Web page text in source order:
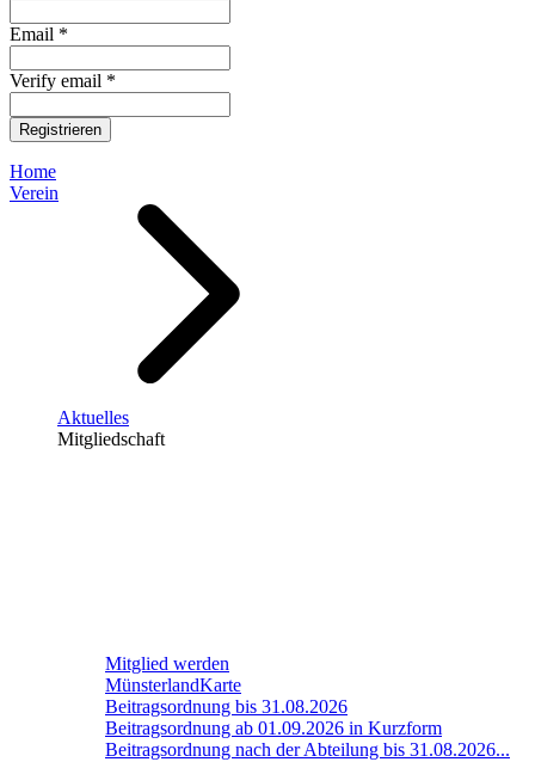
Email *
Verify email *
Registrieren
Home
Verein
Aktuelles
Mitgliedschaft
Mitglied werden
MünsterlandKarte
Beitragsordnung bis 31.08.2026
Beitragsordnung ab 01.09.2026 in Kurzform
Beitragsordnung nach der Abteilung bis 31.08.2026...